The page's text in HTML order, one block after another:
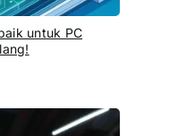
untuk PC